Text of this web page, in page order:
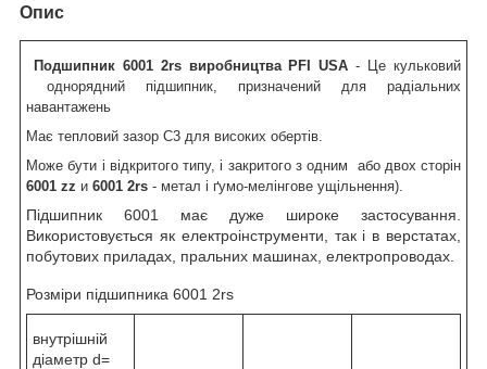
Опис
Подшипник 6001 2rs виробництва PFI USA - Це кульковий
однорядний підшипник, призначений для радіальних
навантажень
Має тепловий зазор С3 для високих обертів.
Може бути і відкритого типу, і закритого з одним або двох сторін
6001 zz и 6001 2rs - метал і ґумо-мелінгове ущільнення).
Підшипник 6001 має дуже широке застосування.
Використовується як електроінструменти, так і в верстатах,
побутових приладах, пральних машинах, електропроводах.
Розміри підшипника 6001 2rs
внутрішній
діаметр d=